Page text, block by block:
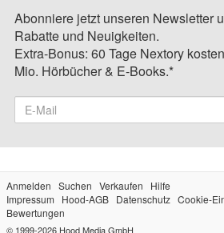
Abonniere jetzt unseren Newsletter
Rabatte und Neuigkeiten.
Extra-Bonus: 60 Tage Nextory
Mio. Hörbücher & E-Books.*
Anmelden Suchen Verkaufen
Hilfe
Impressum
Hood-AGB Datenschutz Cookie-
Bewertungen
© 1999-2026 Hood Media GmbH